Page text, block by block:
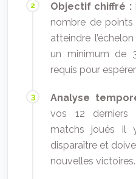
Objectif chiffré :
nombre de points
atteindre
un minimum de
requis pour
Analyse
vos 12
matchs joués il
disparaître et
nouvelles victoires.